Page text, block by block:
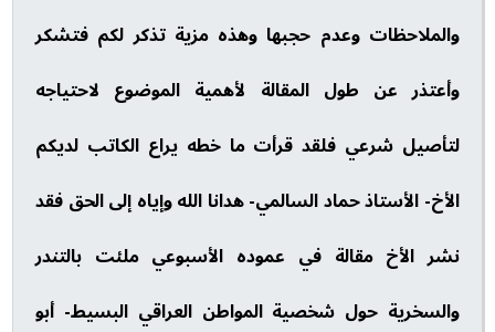
والملاحظات وعدم حجبها وهذه مزية تذكر لكم فتشكر
وأعتذر عن طول المقالة لأهمية الموضوع لاحتياجه
لتأصيل شرعي فلقد قرأت ما خطه يراع الكاتب لديكم
الأخ- الأستاذ حماد السالمي- هدانا الله وإياه إلى الحق فقد
نشر الأخ مقالة في عموده الأسبوعي ملئت بالتندر
والسخرية حول شخصية المواطن العراقي البسيط- أبو